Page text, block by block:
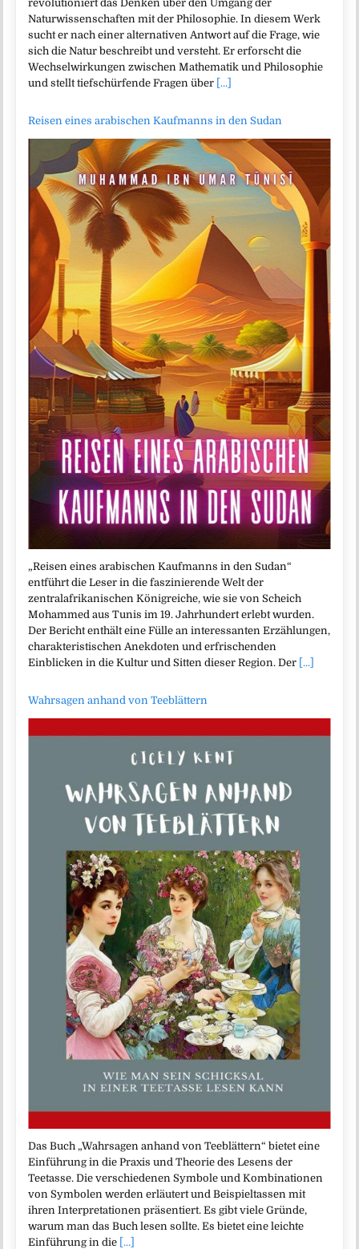
revolutioniert das Denken über den Umgang der
Naturwissenschaften mit der Philosophie. In diesem Werk
sucht er nach einer alternativen Antwort auf die Frage, wie
sich die Natur beschreibt und versteht. Er erforscht die
Wechselwirkungen zwischen Mathematik und Philosophie
und stellt tiefschürfende Fragen über [...]
Reisen eines arabischen Kaufmanns in den Sudan
„Reisen eines arabischen Kaufmanns in den Sudan“
entführt die Leser in die faszinierende Welt der
zentralafrikanischen Königreiche, wie sie von Scheich
Mohammed aus Tunis im 19. Jahrhundert erlebt wurden.
Der Bericht enthält eine Fülle an interessanten Erzählungen,
charakteristischen Anekdoten und erfrischenden
Einblicken in die Kultur und Sitten dieser Region. Der [...]
Wahrsagen anhand von Teeblättern
Das Buch „Wahrsagen anhand von Teeblättern“ bietet eine
Einführung in die Praxis und Theorie des Lesens der
Teetasse. Die verschiedenen Symbole und Kombinationen
von Symbolen werden erläutert und Beispieltassen mit
ihren Interpretationen präsentiert. Es gibt viele Gründe,
warum man das Buch lesen sollte. Es bietet eine leichte
Einführung in die [...]